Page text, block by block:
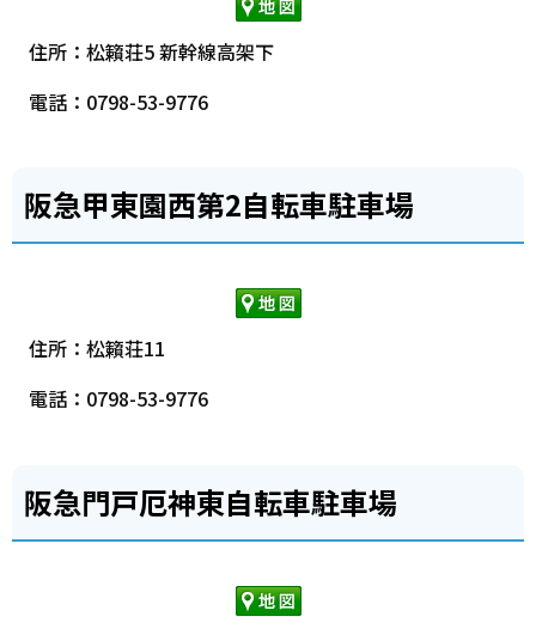
住所：松籟荘5 新幹線高架下
電話：0798-53-9776
阪急甲東園西第2自転車駐車場
住所：松籟荘11
電話：0798-53-9776
阪急門戸厄神東自転車駐車場